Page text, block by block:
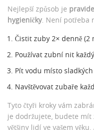
Nejlepší způsob je
hygieničky. Není potřeba
Čistit zuby 2× denně (2
Používat zubní nit
Pít vodu místo
Navštěvovat zubaře
Tyto čtyři kroky vám
je dodržujete, budete mít
většiny lidí ve vašem